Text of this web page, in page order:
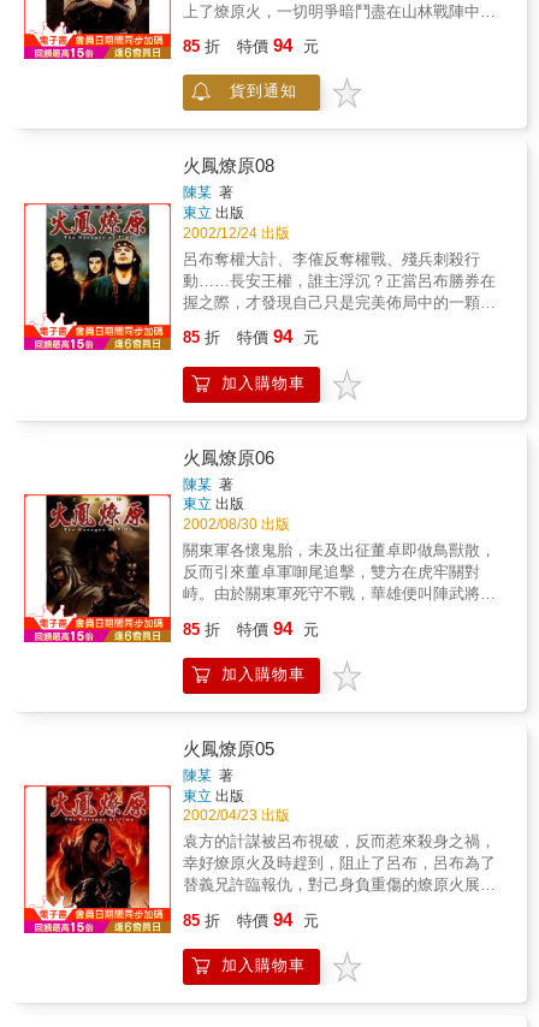
上了燎原火，一切明爭暗鬥盡在山林戰陣中！
勝。可是，一個特地來找他討債的人，誓要殘
兵之首『以血還血』！
85 折 特價 94 元
貨到通知
火鳳燎原08
陳某 著
東立 出版
2002/12/24 出版
呂布奪權大計、李傕反奪權戰、殘兵刺殺行
動……長安王權，誰主浮沉？正當呂布勝券在
握之際，才發現自己只是完美佈局中的一顆棋
為董卓決要奪權者兵敗如山倒！
85 折 特價 94 元
加入購物車
火鳳燎原06
陳某 著
東立 出版
2002/08/30 出版
關東軍各懷鬼胎，未及出征董卓即做鳥獸散，
反而引來董卓軍啣尾追擊，雙方在虎牢關對
峙。由於關東軍死守不戰，華雄便叫陣武將出
在華雄的刀下，最後由公孫瓚陣下、地位卑微
的馬弓手出戰華雄，彈指間華雄已負傷落
馬……
85 折 特價 94 元
加入購物車
火鳳燎原05
陳某 著
東立 出版
2002/04/23 出版
袁方的計謀被呂布視破，反而惹來殺身之禍，
幸好燎原火及時趕到，阻止了呂布，呂布為了
替義兄許臨報仇，對己身負重傷的燎原火展開
孟施在呂布身上的毒發作了，呂布果斷地決定
停止戰鬥，轉身離去，撿回一命燎原火，竟奮
不顧身地再度朝呂布撲去……
85 折 特價 94 元
加入購物車